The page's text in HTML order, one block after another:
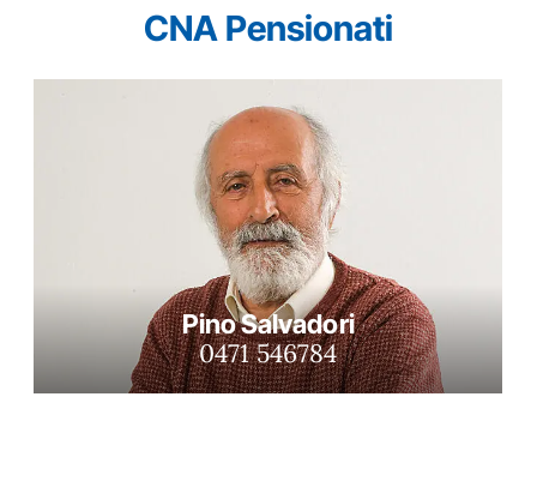
CNA Pensionati
Pino Salvadori
0471 546784